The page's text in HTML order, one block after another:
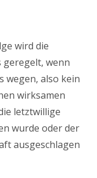
wird die
geregelt, wenn
wegen, also kein
wirksamen
letztwillige
wurde oder der
ausgeschlagen